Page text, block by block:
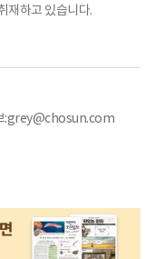
재하고 있습니다.
:grey@chosun.com